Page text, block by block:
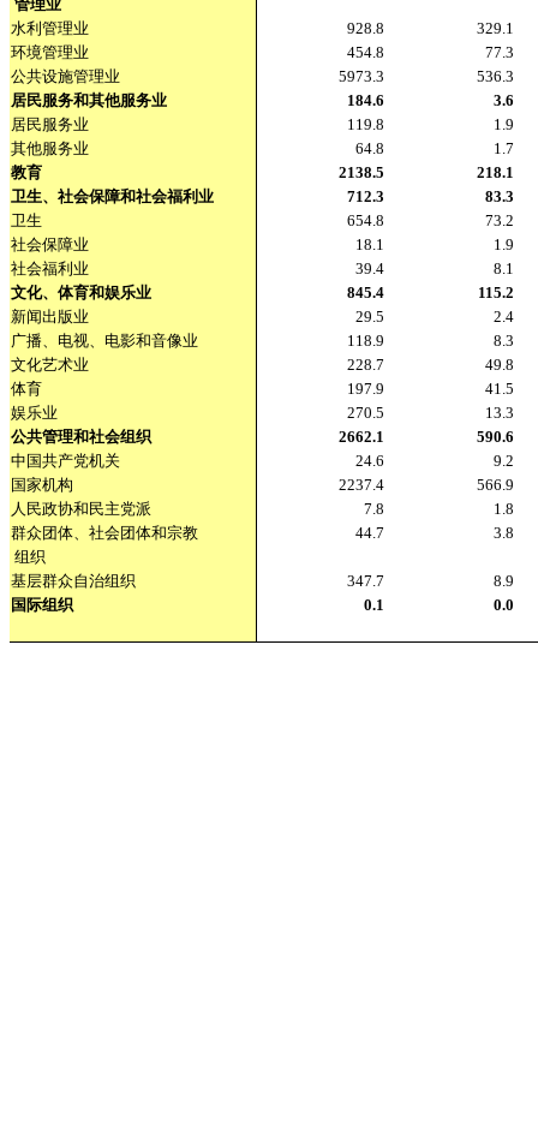
管理业
水利管理业
928.8
329.1
环境管理业
454.8
77.3
公共设施管理业
5973.3
536.3
居民服务和其他服务业
184.6
3.6
居民服务业
119.8
1.9
其他服务业
64.8
1.7
教育
2138.5
218.1
卫生、社会保障和社会福利业
712.3
83.3
卫生
654.8
73.2
社会保障业
18.1
1.9
社会福利业
39.4
8.1
文化、体育和娱乐业
845.4
115.2
新闻出版业
29.5
2.4
广播、电视、电影和音像业
118.9
8.3
文化艺术业
228.7
49.8
体育
197.9
41.5
娱乐业
270.5
13.3
公共管理和社会组织
2662.1
590.6
中国共产党机关
24.6
9.2
国家机构
2237.4
566.9
人民政协和民主党派
7.8
1.8
群众团体、社会团体和宗教
44.7
3.8
组织
基层群众自治组织
347.7
8.9
国际组织
0.1 0.0